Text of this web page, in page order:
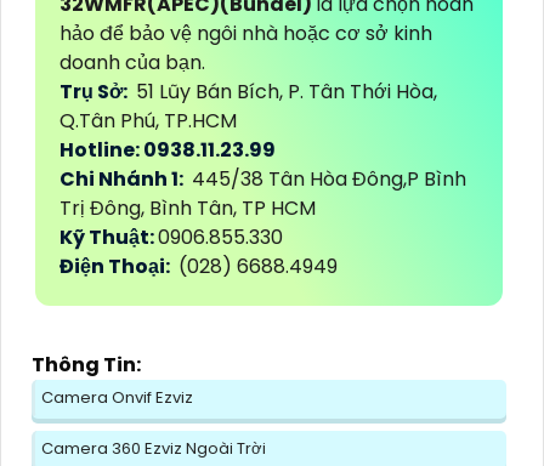
hảo để bảo vệ ngôi nhà hoặc cơ sở kinh
doanh của bạn.
Trụ Sở: 51 Lũy Bán Bích, P. Tân Thới Hòa,
Q.Tân Phú, TP.HCM
Hotline: 0938.11.23.99
Chi Nhánh 1: 445/38 Tân Hòa Đông,P Bình
Trị Đông, Bình Tân, TP HCM
Kỹ Thuật:0906.855.330
Điện Thoại: (028) 6688.4949
Thông Tin:
Camera Onvif Ezviz
Camera 360 Ezviz Ngoài Trời